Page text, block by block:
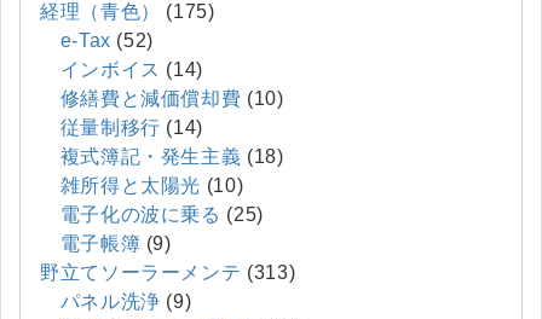
経理（青色）
(175)
e-Tax (52)
インボイス (14)
修繕費と減価償却費 (10)
従量制移行 (14)
複式簿記・発生主義 (18)
雑所得と太陽光 (10)
電子化の波に乗る (25)
電子帳簿 (9)
野立てソーラーメンテ (313)
パネル洗浄 (9)